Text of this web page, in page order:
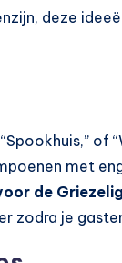
deze
of
met
de
zodra je